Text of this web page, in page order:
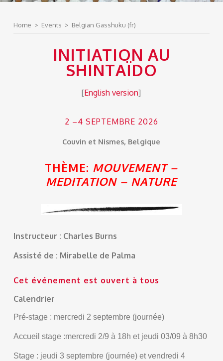
Home > Events > Belgian Gasshuku (fr)
INITIATION AU
SHINTAÏDO
[English version]
2 –4 SEPTEMBRE 2026
Couvin et Nismes, Belgique
THÈME: MOUVEMENT –
MEDITATION – NATURE
Instructeur : Charles Burns
Assisté de : Mirabelle de Palma
Cet événement est ouvert à tous
Calendrier
Pré-stage : mercredi 2 septembre (journée)
Accueil stage :mercredi 2/9 à 18h et jeudi 03/09 à 8h30
Stage : jeudi 3 septembre (journée) et vendredi 4